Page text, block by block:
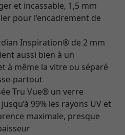
et incassable, 1,5 mm
pour l’encadrement de
Inspiration® de 2 mm
aussi bien à un
à même la vitre ou séparé
partout
Tru Vue® un verre
99% les rayons UV et
maximale, presque